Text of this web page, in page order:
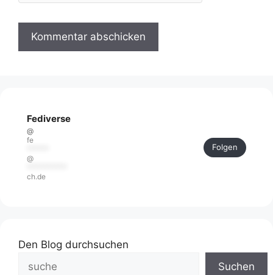
Fediverse
@
fe
@
ch.de
Folgen
Den Blog durchsuchen
Suchen